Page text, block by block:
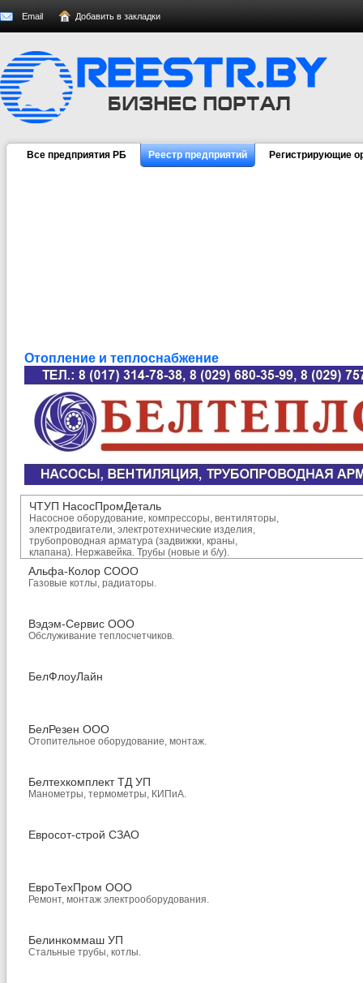
Email Добавить в закладки
Все предприятия РБ Реестр предприятий Регистрирующие
Отопление и теплоснабжение
ЧТУП НасосПромДеталь
Насосное оборудование, компрессоры, вентиляторы,
электродвигатели, электротехнические изделия,
трубопроводная арматура (задвижки, краны,
клапана). Нержавейка. Трубы (новые и б/у).
Альфа-Колор СООО
Газовые котлы, радиаторы.
Вэдэм-Сервис ООО
Обслуживание теплосчетчиков.
БелФлоуЛайн
БелРезен ООО
Отопительное оборудование, монтаж.
Белтехкомплект ТД УП
Манометры, термометры, КИПиА.
Евросот-строй СЗАО
ЕвроТехПром ООО
Ремонт, монтаж электрооборудования.
Белинкоммаш УП
Стальные трубы, котлы.